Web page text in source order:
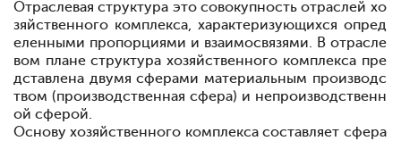
Отраслевая структура это совокупность отраслей хо
зяйственного комплекса, характеризующихся опред
еленными пропорциями и взаимосвязями. В отрасле
вом плане структура хозяйственного комплекса пре
дставлена двумя сферами материальным производс
твом (производственная сфера) и непроизводственн
ой сферой.
Основу хозяйственного комплекса составляет сфера